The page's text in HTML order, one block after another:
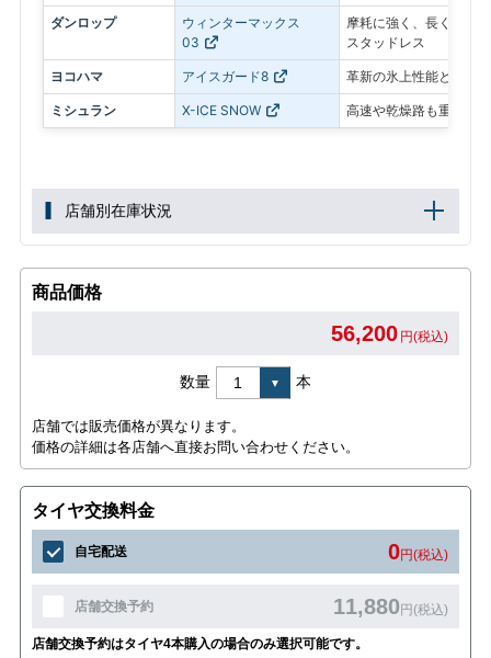
ダンロップ
ウィンターマックス
03
摩耗に強く、長く使い
スタッドレス
ヨコハマ アイスガード8 革新の氷上性能と静粛
ミシュラン X-ICE SNOW 高速や乾燥路も重視し
店舗別在庫状況
商品価格
56,200 円(税込)
数量 本
店舗では販売価格が異なります。
価格の詳細は各店舗へ直接お問い合わせください。
タイヤ交換料金
自宅配送 0円(税込)
店舗交換予約 11,880円(税込)
店舗交換予約はタイヤ4本購入の場合のみ選択可能です。